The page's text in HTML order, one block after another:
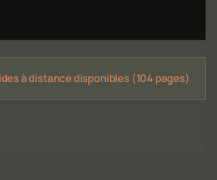
à distance disponibles (104 pages)